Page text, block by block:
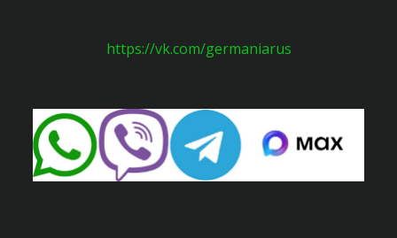
https://vk.com/germaniarus